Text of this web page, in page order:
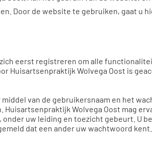
Door de website te gebruiken, gaat u
eerst registreren om alle
Huisartsenpraktijk Wolvega Oost is
van de gebruikersnaam en het
Wolvega Oost mag
uw leiding en toezicht gebeurt. U
dat een ander uw wachtwoord kent.